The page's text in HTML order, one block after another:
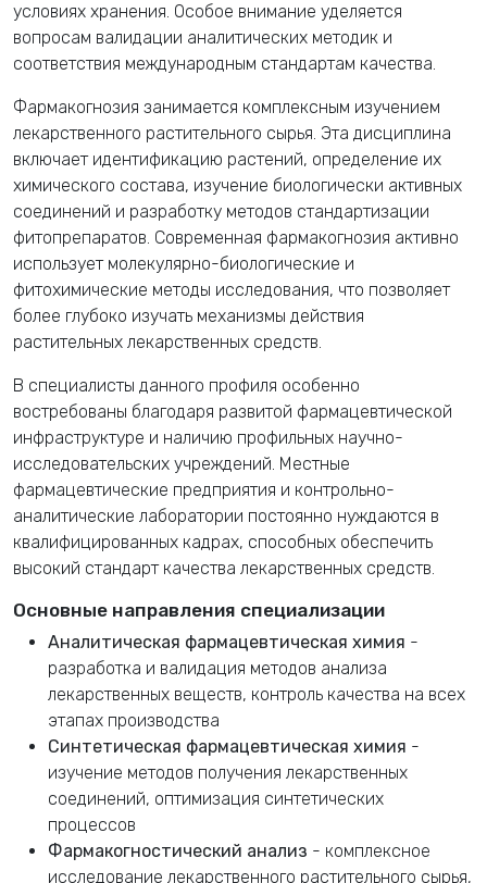
условиях хранения. Особое внимание уделяется
вопросам валидации аналитических методик и
соответствия международным стандартам качества.
Фармакогнозия занимается комплексным изучением
лекарственного растительного сырья. Эта дисциплина
включает идентификацию растений, определение их
химического состава, изучение биологически активных
соединений и разработку методов стандартизации
фитопрепаратов. Современная фармакогнозия активно
использует молекулярно-биологические и
фитохимические методы исследования, что позволяет
более глубоко изучать механизмы действия
растительных лекарственных средств.
В специалисты данного профиля особенно
востребованы благодаря развитой фармацевтической
инфраструктуре и наличию профильных научно-
исследовательских учреждений. Местные
фармацевтические предприятия и контрольно-
аналитические лаборатории постоянно нуждаются в
квалифицированных кадрах, способных обеспечить
высокий стандарт качества лекарственных средств.
Основные направления специализации
Аналитическая фармацевтическая химия -
разработка и валидация методов анализа
лекарственных веществ, контроль качества на всех
этапах производства
Синтетическая фармацевтическая химия -
изучение методов получения лекарственных
соединений, оптимизация синтетических
процессов
Фармакогностический анализ - комплексное
исследование лекарственного растительного сырья,